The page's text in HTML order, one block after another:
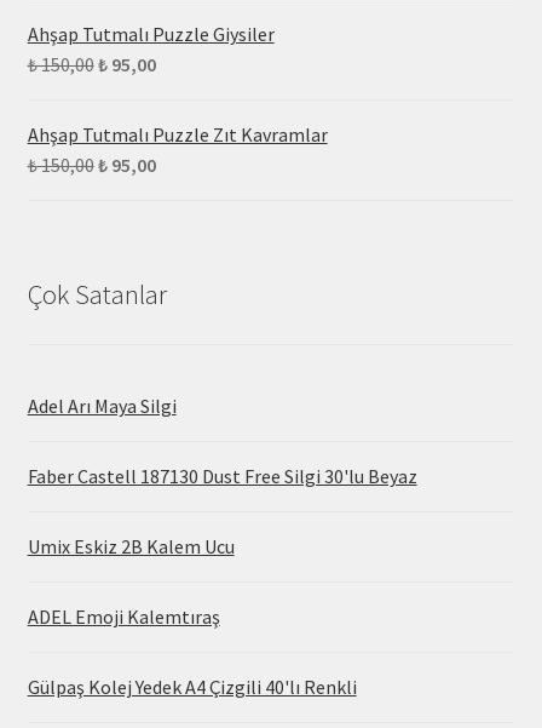
Ahşap Tutmalı Puzzle Giysiler
₺150,00₺95,00
Ahşap Tutmalı Puzzle Zıt Kavramlar
₺150,00₺95,00
Çok Satanlar
Adel Arı Maya Silgi
Faber Castell 187130 Dust Free Silgi 30'lu Beyaz
Umix Eskiz 2B Kalem Ucu
ADEL Emoji Kalemtıraş
Gülpaş Kolej Yedek A4 Çizgili 40'lı Renkli